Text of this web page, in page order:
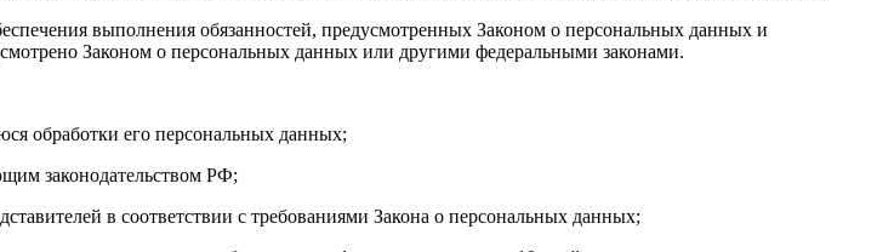
выполнения обязанностей, предусмотренных Законом о персональных данных и
Законом о персональных данных или другими федеральными законами.
обработки его персональных данных;
законодательством РФ;
в соответствии с требованиями Закона о персональных данных;